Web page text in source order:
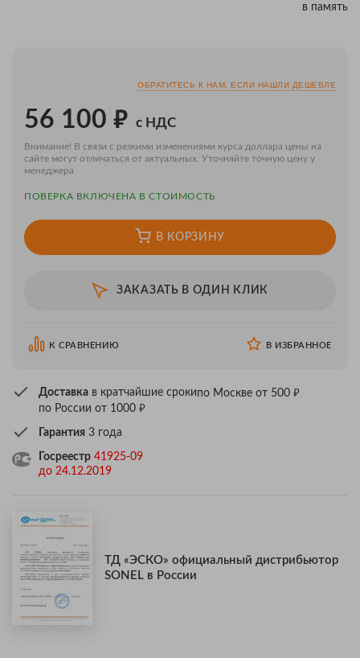
в память
ОБРАТИТЕСЬ К НАМ, ЕСЛИ НАШЛИ ДЕШЕВЛЕ
56 100 ₽ с НДС
Внимание! В связи с резкими изменениями курса доллара цены на
сайте могут отличаться от актуальных. Уточняйте точную цену у
менеджера
ПОВЕРКA ВКЛЮЧЕНА В СТОИМОСТЬ
В КОРЗИНУ
ЗАКАЗАТЬ В ОДИН КЛИК
К СРАВНЕНИЮ В ИЗБРАННОЕ
Доставка в кратчайшие срокипо Москве от 500 ₽
по России от 1000 ₽
Гарантия 3 года
Госреестр 41925-09
до 24.12.2019
ТД «ЭСКО» официальный дистрибьютор
SONEL в России